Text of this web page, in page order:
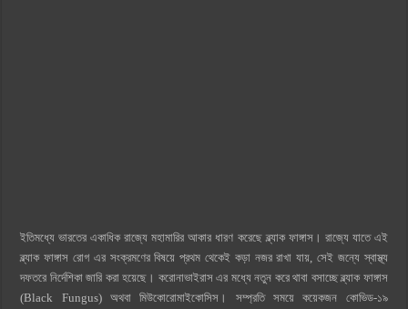
ইতিমধ্যে ভারতের একাধিক রাজ্যে মহামারির আকার ধারণ করেছে ব্ল্যাক ফাঙ্গাস। রাজ্যে যাতে এই
ব্ল্যাক ফাঙ্গাস রোগ এর সংক্রমণের বিষয়ে প্রথম থেকেই কড়া নজর রাখা যায়, সেই জন্যে স্বাস্থ্য
দফতরে নির্দেশিকা জারি করা হয়েছে। করোনাভাইরাস এর মধ্যে নতুন করে থাবা বসাচ্ছে ব্ল্যাক ফাঙ্গাস
(Black Fungus) অথবা মিউকোরোমাইকোসিস। সম্প্রতি সময়ে কয়েকজন কোভিড-১৯